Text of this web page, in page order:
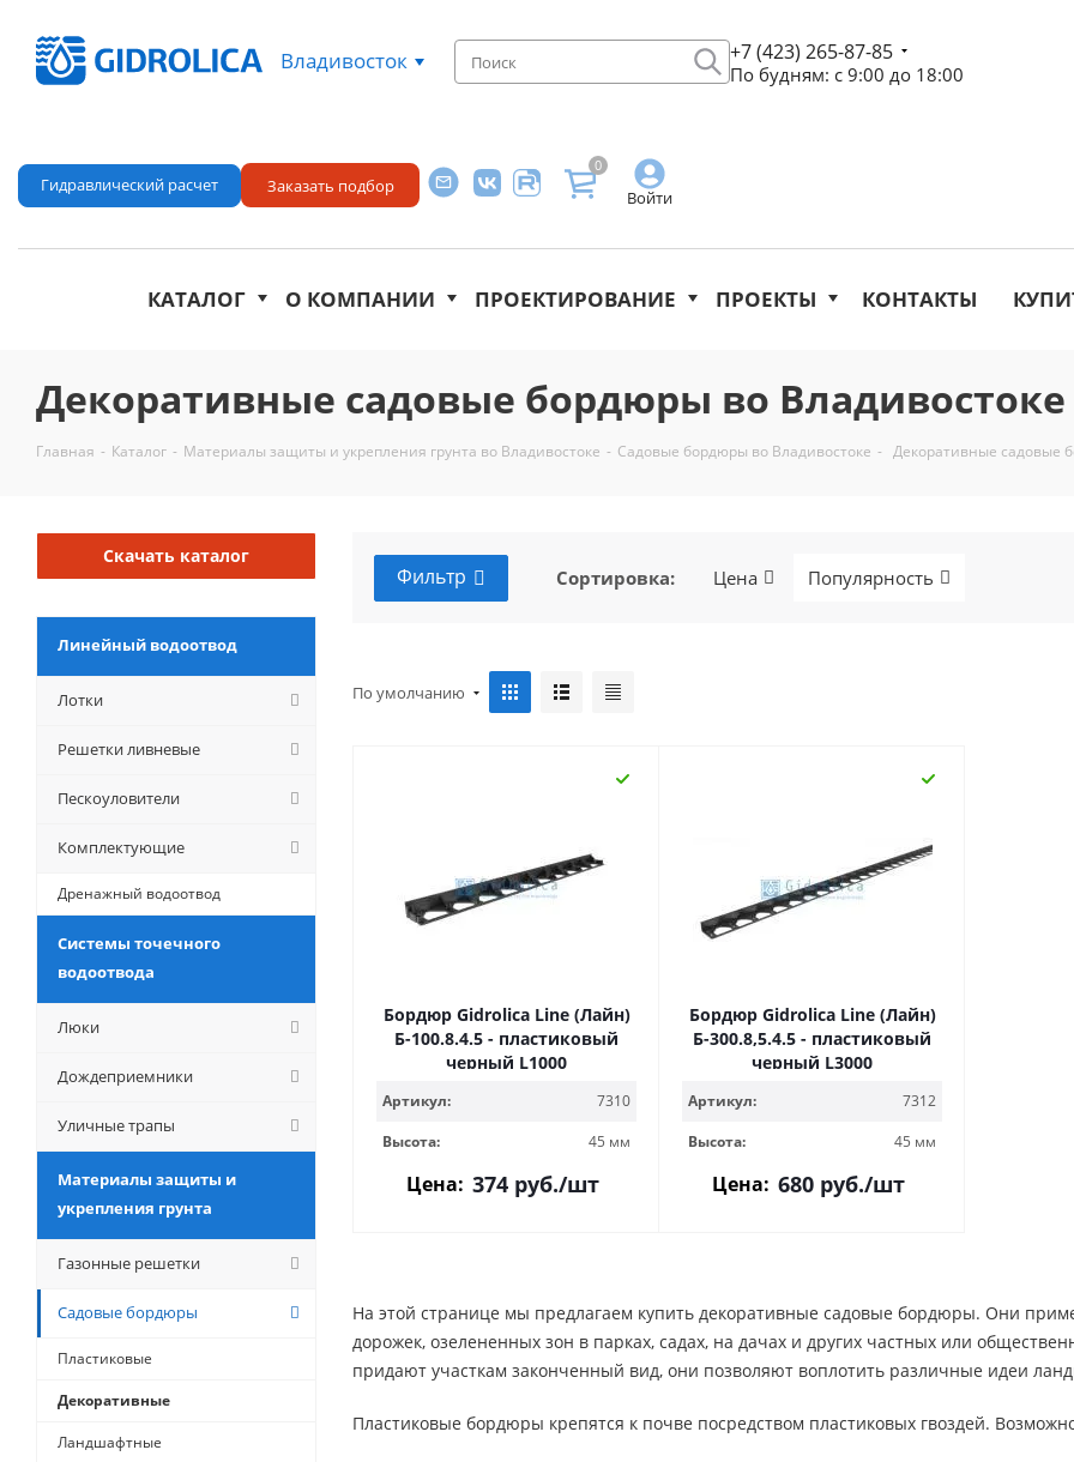
Владивосток +7 (423) 265-87-85
По будням: с 9:00 до 18:00
Войти
0
Гидравлический расчет Заказать подбор
КАТАЛОГ О КОМПАНИИ ПРОЕКТИРОВАНИЕ ПРОЕКТЫ КОНТАКТЫ
Декоративные садовые бордюры во Владивостоке
Главная - Каталог - Материалы защиты и укрепления грунта во Владивостоке - Садовые бордюры во Владивостоке - Декоративные садовые
Фильтр Сортировка: Цена Популярность
По умолчанию
Бордюр Gidrolica Line (Лайн)
Б-100.8.4.5 - пластиковый
черный L1000
Артикул:
7310
Высота:
45 мм
Цена: 374руб./шт
Бордюр Gidrolica Line (Лайн)
Б-300.8,5.4.5 - пластиковый
черный L3000
Артикул:
7312
Высота:
45 мм
Цена: 680руб./шт
На этой странице мы предлагаем купить декоративные садовые бордюры. Они
дорожек, озелененных зон в парках, садах, на дачах и других частных или
придают участкам законченный вид, они позволяют воплотить различные идеи
Пластиковые бордюры крепятся к почве посредством пластиковых гвоздей.
Скачать каталог
Линейный водоотвод
Лотки
Решетки ливневые
Пескоуловители
Комплектующие
Дренажный водоотвод
Системы точечного
водоотвода
Люки
Дождеприемники
Уличные трапы
Материалы защиты и
укрепления грунта
Газонные решетки
Садовые бордюры
Пластиковые
Декоративные
Ландшафтные